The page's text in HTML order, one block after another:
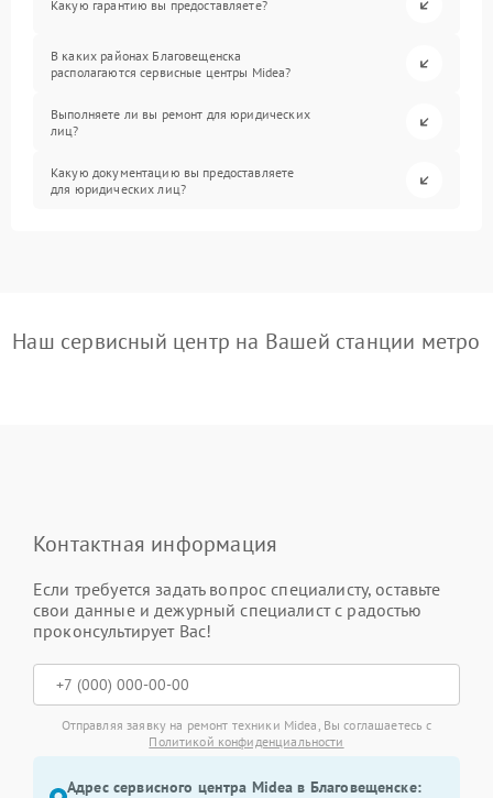
Какую гарантию вы предоставляете?
В каких районах Благовещенска
располагаются сервисные центры Midea?
Выполняете ли вы ремонт для юридических
лиц?
Какую документацию вы предоставляете
для юридических лиц?
Наш сервисный центр на Вашей станции метро
Контактная информация
Если требуется задать вопрос специалисту, оставьте
свои данные и дежурный специалист с радостью
проконсультирует Вас!
Отправляя заявку на ремонт техники Midea, Вы соглашаетесь с
Политикой конфиденциальности
Адрес сервисного центра Midea в Благовещенске: